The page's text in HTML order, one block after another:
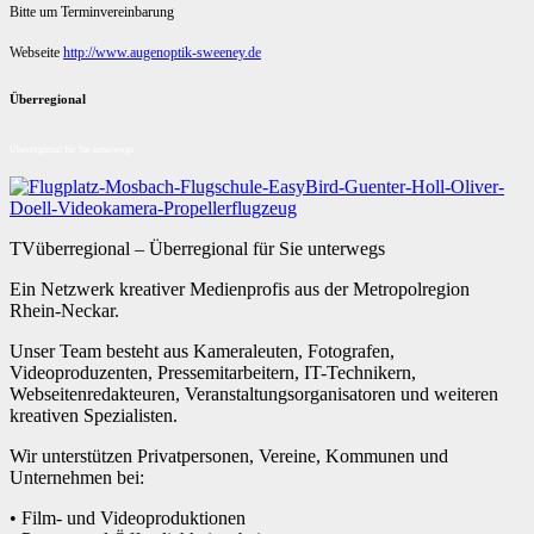
Bitte um Terminvereinbarung
Webseite http://www.augenoptik-sweeney.de
Überregional
TVüberregional – Überregional für Sie unterwegs
Ein Netzwerk kreativer Medienprofis aus der Metropolregion
Rhein-Neckar.
Unser Team besteht aus Kameraleuten, Fotografen,
Videoproduzenten, Pressemitarbeitern, IT-Technikern,
Webseitenredakteuren, Veranstaltungsorganisatoren und weiteren
kreativen Spezialisten.
Wir unterstützen Privatpersonen, Vereine, Kommunen und
Unternehmen bei:
• Film- und Videoproduktionen